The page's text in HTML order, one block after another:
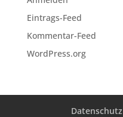
Eintrags-Feed
Kommentar-Feed
WordPress.org
Datenschutz